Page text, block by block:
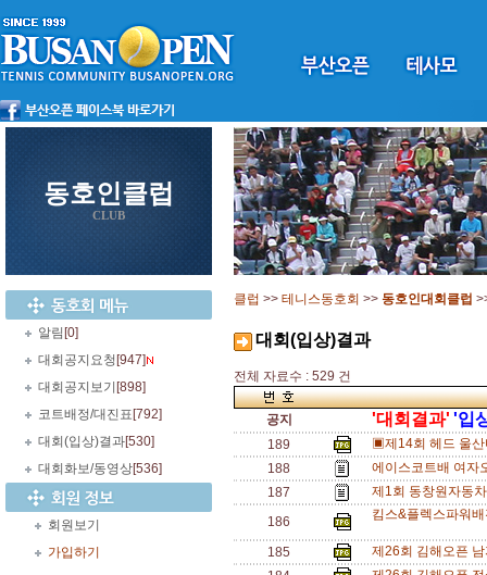
동호인클럽
CLUB
알림 [0]
대회공지요청 [947]
대회공지보기 [898]
코트배정/대진표 [792]
대회(입상)결과[530]
대회화보/동영상[536]
회원보기
가입하기
클럽 >> 테니스동호회 >> 동호인대회클럽
대회(입상)결과
전체 자료수 : 529 건
공지 '대회결과' '입
189
▣제14회 헤드 울
188
에이스코트배 여자
187
제1회 동창원자동
186
킴스&플렉스파워
185
제26회 김해오픈